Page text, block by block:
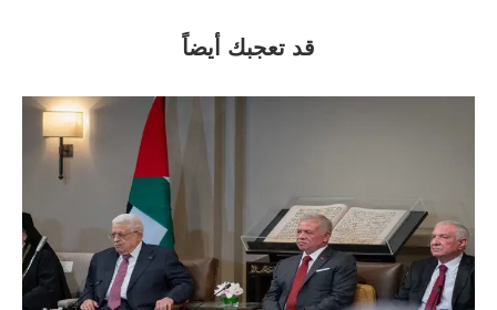
قد تعجبك أيضاً